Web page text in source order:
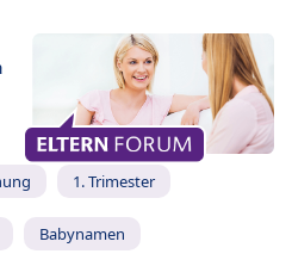
1. Trimester
Babynamen